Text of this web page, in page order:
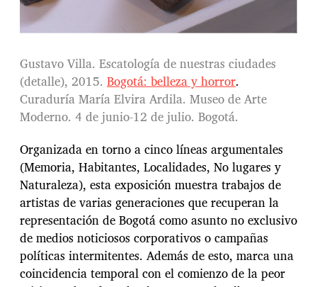
Gustavo Villa. Escatología de nuestras ciudades
(detalle), 2015. Bogotá: belleza y horror.
Curaduría María Elvira Ardila. Museo de Arte
Moderno. 4 de junio-12 de julio. Bogotá.
Organizada en torno a cinco líneas argumentales
(Memoria, Habitantes, Localidades, No lugares y
Naturaleza), esta exposición muestra trabajos de
artistas de varias generaciones que recuperan la
representación de Bogotá como asunto no exclusivo
de medios noticiosos corporativos o campañas
políticas intermitentes. Además de esto, marca una
coincidencia temporal con el comienzo de la peor